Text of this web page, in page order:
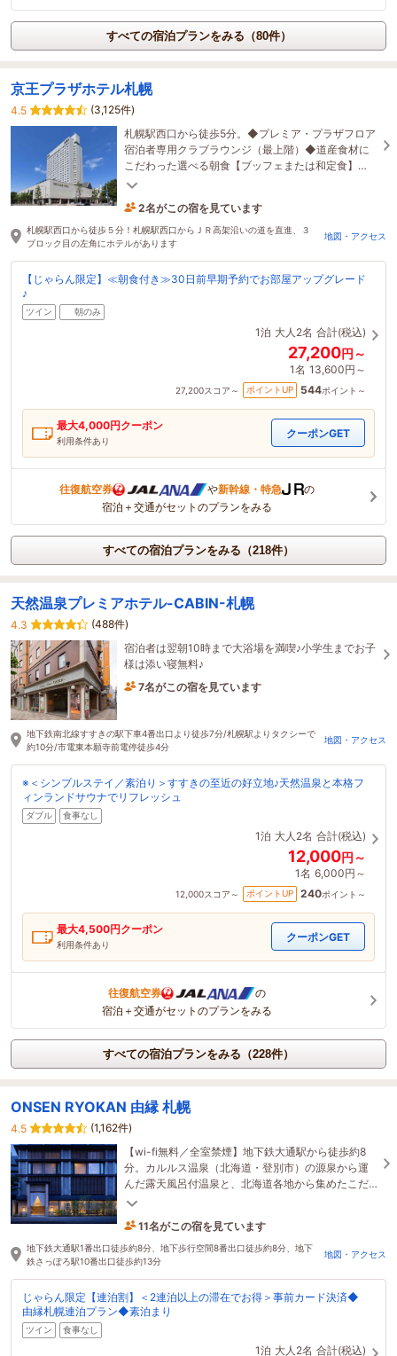
すべての宿泊プランをみる（80件）
京王プラザホテル札幌
4.5
(3,125件)
札幌駅西口から徒歩5分。◆プレミア・プラザフロア
宿泊者専用クラブラウンジ（最上階）◆道産食材に
こだわった選べる朝食【ブッフェまたは和定食】◆
ホテル専用自走式立体駐車場（1泊2,000円）
2名がこの宿を見ています
1時間前に予約されました
札幌駅西口から徒歩５分！札幌駅西口からＪＲ高架沿いの道を直進、３
ブロック目の左角にホテルがあります
地図・アクセス
【じゃらん限定】≪朝食付き≫30日前早期予約でお部屋アップグレード
♪
ツイン 朝のみ
1泊 大人2名 合計(税込)
27,200円～
1名 13,600円～
27,200スコア～ ポイントUP 544ポイント～
最大4,000円クーポン
利用条件あり
クーポンGET
往復航空券 や新幹線・特急
の
宿泊＋交通がセットのプランをみる
すべての宿泊プランをみる（218件）
天然温泉プレミアホテル-CABIN-札幌
4.3
(488件)
宿泊者は翌朝10時まで大浴場を満喫♪小学生までお子
様は添い寝無料♪
7名がこの宿を見ています
地下鉄南北線すすきの駅下車4番出口より徒歩7分/札幌駅よりタクシーで
約10分/市電東本願寺前電停徒歩4分
地図・アクセス
※＜シンプルステイ／素泊り＞すすきの至近の好立地♪天然温泉と本格フ
ィンランドサウナでリフレッシュ
ダブル 食事なし
1泊 大人2名 合計(税込)
12,000円～
1名 6,000円～
12,000スコア～ ポイントUP 240ポイント～
最大4,500円クーポン
利用条件あり
クーポンGET
往復航空券
の
宿泊＋交通がセットのプランをみる
すべての宿泊プランをみる（228件）
ONSEN RYOKAN 由縁 札幌
4.5
(1,162件)
【wi-fi無料／全室禁煙】地下鉄大通駅から徒歩約8
分。カルルス温泉（北海道・登別市）の源泉から運
んだ露天風呂付温泉と、北海道各地から集めたこだ
わりの食材を活かしたお食事をお楽しみください。
11名がこの宿を見ています
1時間前に予約されました
地下鉄大通駅1番出口徒歩約8分、地下歩行空間8番出口徒歩約8分、地下
鉄さっぽろ駅10番出口徒歩約13分
地図・アクセス
じゃらん限定【連泊割】＜2連泊以上の滞在でお得＞事前カード決済◆
由縁札幌連泊プラン◆素泊まり
ツイン 食事なし
1泊 大人2名 合計(税込)